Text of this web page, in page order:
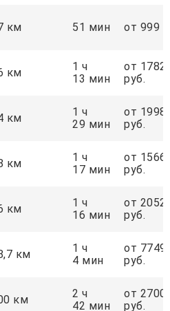
км 51 мин от 999
км
1 ч
13 мин
от 1782
руб.
км
1 ч
29 мин
от 1998
руб.
км
1 ч
17 мин
от 1566
руб.
км
1 ч
16 мин
от 2052
руб.
км
1 ч
4 мин
от 7749
руб.
км
2 ч
42 мин
от 2700
руб.